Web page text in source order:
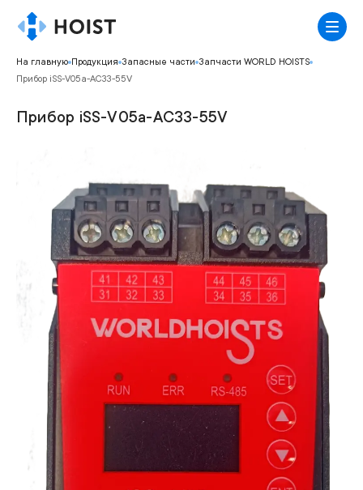
На главную Продукция Запасные части Запчасти WORLD HOISTS
Прибор iSS-V05a-AC33-55V
Прибор iSS-V05a-AC33-55V